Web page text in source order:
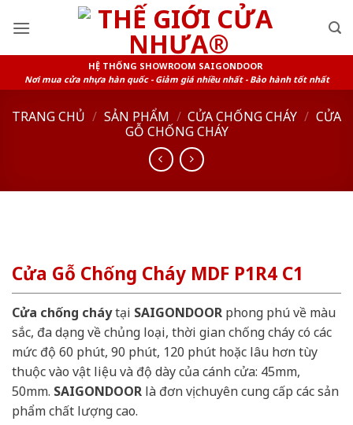
HỆ THỐNG SHOWROOM SAIGONDOOR
Nơi mua cửa nhựa hàn quốc - Giảm giá nhiều nhất - Bảo hành tốt nhất
TRANG CHỦ / SẢN PHẨM / CỬA CHỐNG CHÁY / CỬA
GỖ CHỐNG CHÁY
Cửa Gỗ Chống Cháy MDF P1R4 C1
Cửa chống cháytại SAIGONDOOR phong phú về màu
sắc, đa dạng về chủng loại, thời gian chống cháy có các
mức độ 60 phút, 90 phút, 120 phút hoặc lâu hơn tùy
thuộc vào vật liệu và độ dày của cánh cửa: 45mm,
50mm. SAIGONDOOR là đơn vị chuyên cung cấp các sản
phẩm chất lượng cao.